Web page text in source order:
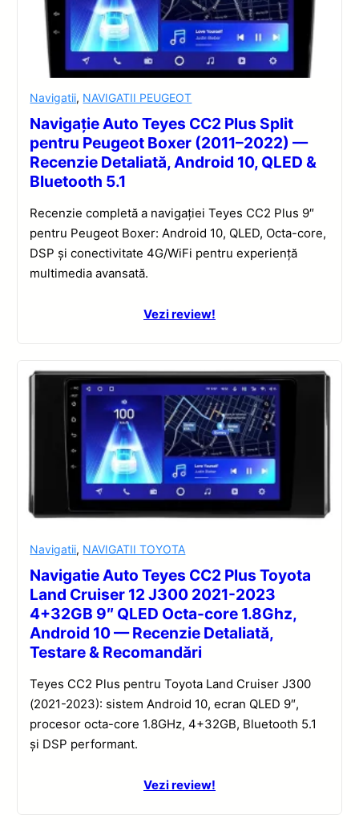
Navigatii, NAVIGATII PEUGEOT
Navigație Auto Teyes CC2 Plus Split
pentru Peugeot Boxer (2011–2022) —
Recenzie Detaliată, Android 10, QLED &
Bluetooth 5.1
Recenzie completă a navigației Teyes CC2 Plus 9″
pentru Peugeot Boxer: Android 10, QLED, Octa-core,
DSP și conectivitate 4G/WiFi pentru experiență
multimedia avansată.
Vezi review!
Navigatii, NAVIGATII TOYOTA
Navigatie Auto Teyes CC2 Plus Toyota
Land Cruiser 12 J300 2021-2023
4+32GB 9″ QLED Octa-core 1.8Ghz,
Android 10 — Recenzie Detaliată,
Testare & Recomandări
Teyes CC2 Plus pentru Toyota Land Cruiser J300
(2021-2023): sistem Android 10, ecran QLED 9″,
procesor octa-core 1.8GHz, 4+32GB, Bluetooth 5.1
și DSP performant.
Vezi review!